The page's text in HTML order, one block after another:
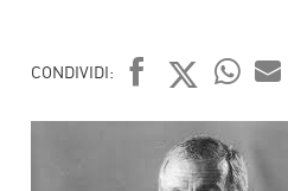
CONDIVIDI:
FACEBOOK
TWITTER